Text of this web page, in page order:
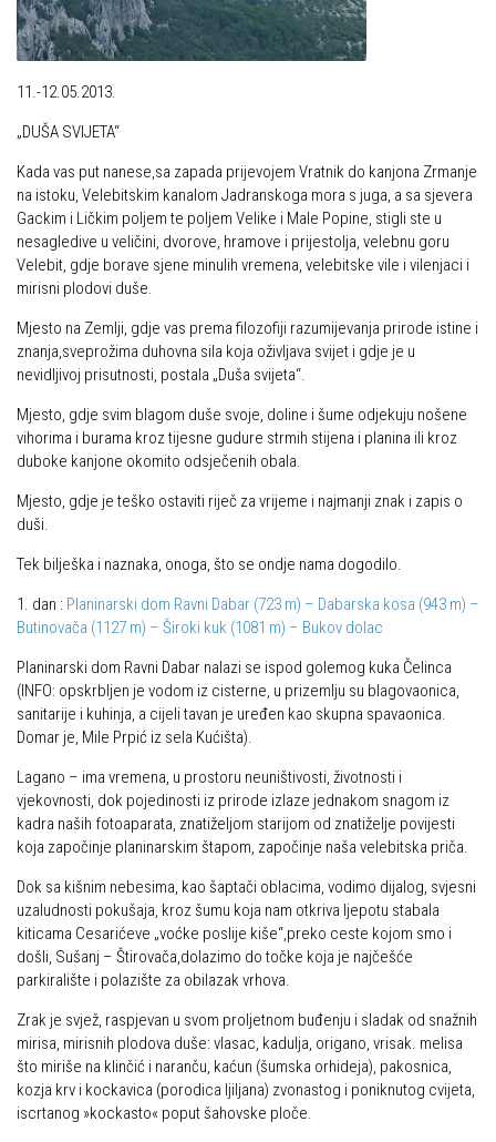
Obiteljska
Pruži mi ruku – OSI
OSI Novosti
Izleti
Izvješća s izleta OSI
Visokogorci
Novosti SVP
Povijest SVP
Izvješća s izleta SVP
Alpinisti
Skijaši
Obilaznice
Gojzerica
Špiljama Lijepe Naše
Hrvatske planinarske kuće
50 vrhova za 50 godina društva
Od vrha do vrha
4 godišnja doba na Oštrcu
Beži Jankec
Pohodi
Noćni pohod na Oštrc
Dan Željezničara na Oštrcu
Putopisi
Put ekspedicionizma
Tomislav Zoričić – Tom
Dijana Petrak
Željko Brdal
Markacijska komisija
Dosadašnje aktivnosti
Novosti Markacijske komisije
Plan aktivnosti za 2025. godinu
Putevi koje održava HPD Željezničar
Povijest Markacijske komisije
11.-12.05.2013.
„DUŠA SVIJETA“
Kada vas put nanese,sa zapada prijevojem Vratnik do kanjona Zrmanje
na istoku, Velebitskim kanalom Jadranskoga mora s juga, a sa sjevera
Gackim i Ličkim poljem te poljem Velike i Male Popine, stigli ste u
nesagledive u veličini, dvorove, hramove i prijestolja, velebnu goru
Velebit, gdje borave sjene minulih vremena, velebitske vile i vilenjaci i
mirisni plodovi duše.
Mjesto na Zemlji, gdje vas prema filozofiji razumijevanja prirode istine i
znanja,sveprožima duhovna sila koja oživljava svijet i gdje je u
nevidljivoj prisutnosti, postala „Duša svijeta“.
Mjesto, gdje svim blagom duše svoje, doline i šume odjekuju nošene
vihorima i burama kroz tijesne gudure strmih stijena i planina ili kroz
duboke kanjone okomito odsječenih obala.
Mjesto, gdje je teško ostaviti riječ za vrijeme i najmanji znak i zapis o
duši.
Tek bilješka i naznaka, onoga, što se ondje nama dogodilo.
1. dan : Planinarski dom Ravni Dabar (723 m) – Dabarska kosa (943 m) –
Butinovača (1127 m) – Široki kuk (1081 m) – Bukov dolac
Planinarski dom Ravni Dabar nalazi se ispod golemog kuka Čelinca
(INFO: opskrbljen je vodom iz cisterne, u prizemlju su blagovaonica,
sanitarije i kuhinja, a cijeli tavan je uređen kao skupna spavaonica.
Domar je, Mile Prpić iz sela Kućišta).
Lagano – ima vremena, u prostoru neuništivosti, životnosti i
vjekovnosti, dok pojedinosti iz prirode izlaze jednakom snagom iz
kadra naših fotoaparata, znatiželjom starijom od znatiželje povijesti
koja započinje planinarskim štapom, započinje naša velebitska priča.
Dok sa kišnim nebesima, kao šaptači oblacima, vodimo dijalog, svjesni
uzaludnosti pokušaja, kroz šumu koja nam otkriva ljepotu stabala
kiticama Cesarićeve „voćke poslije kiše“,preko ceste kojom smo i
došli, Sušanj – Štirovača,dolazimo do točke koja je najčešće
parkiralište i polazište za obilazak vrhova.
Zrak je svjež, raspjevan u svom proljetnom buđenju i sladak od snažnih
mirisa, mirisnih plodova duše: vlasac, kadulja, origano, vrisak. melisa
što miriše na klinčić i naranču, kaćun (šumska orhideja), pakosnica,
kozja krv i kockavica (porodica ljiljana) zvonastog i poniknutog cvijeta,
iscrtanog »kockasto« poput šahovske ploče.